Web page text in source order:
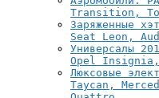
Transition,
Заряженные
Seat Leon,
Универсалы
Opel
Люксовые
Taycan,